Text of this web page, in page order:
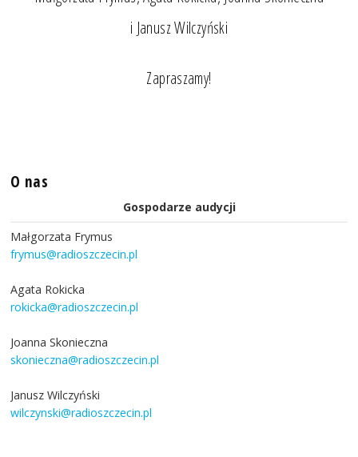
i Janusz Wilczyński
Zapraszamy!
O nas
Gospodarze audycji
Małgorzata Frymus
frymus@radioszczecin.pl
Agata Rokicka
rokicka@radioszczecin.pl
Joanna Skonieczna
skonieczna@radioszczecin.pl
Janusz Wilczyński
wilczynski@radioszczecin.pl